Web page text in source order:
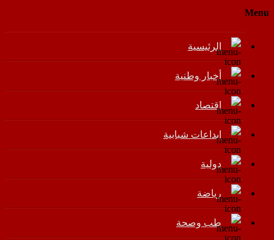
Menu
الرئيسية
أخبار وطنية
اقتصاد
إبداعات شبابية
دولية
رياضة
طب وصحة